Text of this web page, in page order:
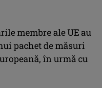
membre ale UE au
pachet de măsuri
în urmă cu